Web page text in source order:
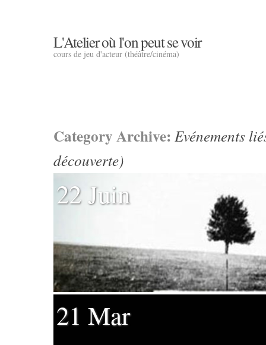
L'Atelier où l'on peut se voir
cours de jeu d'acteur (théâtre/cinéma)
Category Archive: Evénements
découverte)
22 Juin
21 Mar